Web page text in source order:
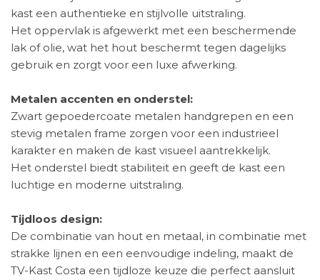
kast een authentieke en stijlvolle uitstraling.
Het oppervlak is afgewerkt met een beschermende
lak of olie, wat het hout beschermt tegen dagelijks
gebruik en zorgt voor een luxe afwerking.
Metalen accenten en onderstel:
Zwart gepoedercoate metalen handgrepen en een
stevig metalen frame zorgen voor een industrieel
karakter en maken de kast visueel aantrekkelijk.
Het onderstel biedt stabiliteit en geeft de kast een
luchtige en moderne uitstraling.
Tijdloos design:
De combinatie van hout en metaal, in combinatie met
strakke lijnen en een eenvoudige indeling, maakt de
TV-Kast Costa een tijdloze keuze die perfect aansluit